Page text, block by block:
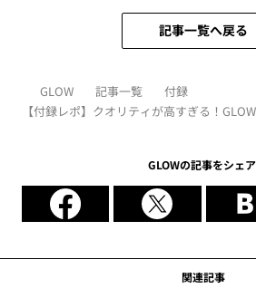
記事一覧へ戻る
GLOW 記事一覧
付録
【付録レポ】クオリティが高すぎる！
GLOWの記事をシェ
関連記事